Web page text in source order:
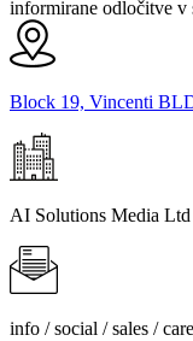
informirane odločitve v
Block 19, Vincenti
AI Solutions Media Ltd
info / social / sales /